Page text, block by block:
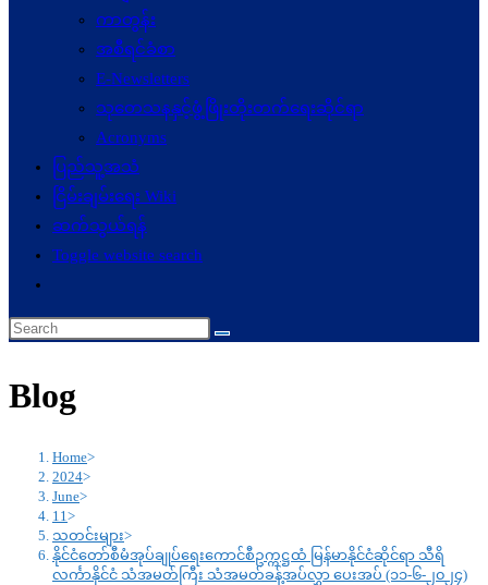
ကာတွန်း
အစီရင်ခံစာ
E-Newsletters
သုတေသနနှင့်ဖွံ့ဖြိုးတိုးတက်ရေးဆိုင်ရာ
Acronyms
ပြည်သူ့အသံ
ငြိမ်းချမ်းရေး Wiki
ဆက်သွယ်ရန်
Toggle website search
Blog
Home>
2024>
June>
11>
သတင်းများ>
နိုင်ငံတော်စီမံအုပ်ချုပ်ရေးကောင်စီဥက္ကဋ္ဌထံ မြန်မာနိုင်ငံဆိုင်ရာ သီရိ
လင်္ကာနိုင်ငံ သံအမတ်ကြီး သံအမတ်ခန့်အပ်လွှာ ပေးအပ် (၁၁-၆-၂၀၂၄)